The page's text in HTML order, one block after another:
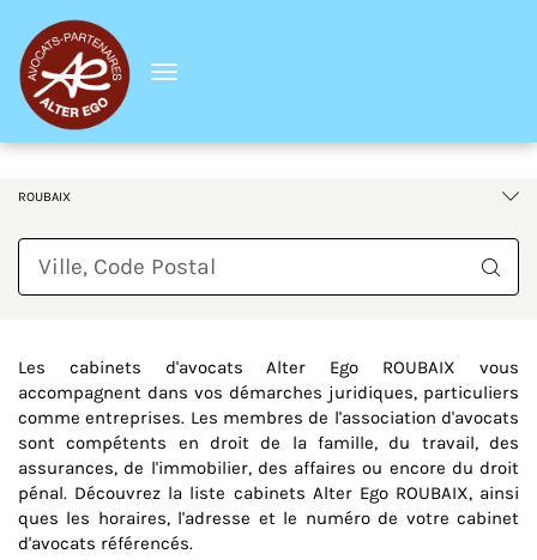
Menu
France
Hauts-de-France
ROUBAIX
Requête
Les cabinets d'avocats Alter Ego ROUBAIX vous
accompagnent dans vos démarches juridiques, particuliers
comme entreprises. Les membres de l'association d'avocats
sont compétents en droit de la famille, du travail, des
assurances, de l'immobilier, des affaires ou encore du droit
pénal. Découvrez la liste cabinets Alter Ego ROUBAIX, ainsi
ques les horaires, l'adresse et le numéro de votre cabinet
d'avocats référencés.